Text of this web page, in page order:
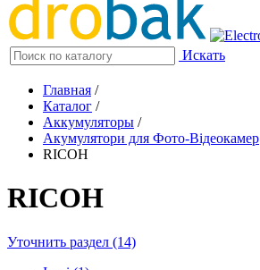
Искать
Главная /
Каталог /
Аккумуляторы /
Акумулятори для Фото-Відеокамер
RICOH
RICOH
Уточнить раздел (14)